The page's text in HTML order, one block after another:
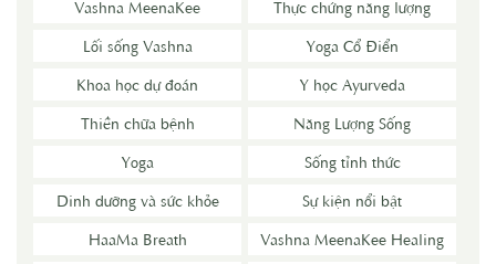
Vashna MeenaKee
Thực chứng năng lượng
Lối sống Vashna
Yoga Cổ Điển
Khoa học dự đoán
Y học Ayurveda
Thiền chữa bệnh
Năng Lượng Sống
Yoga
Sống tỉnh thức
Dinh dưỡng và sức khỏe
Sự kiện nổi bật
HaaMa Breath
Vashna MeenaKee Healing